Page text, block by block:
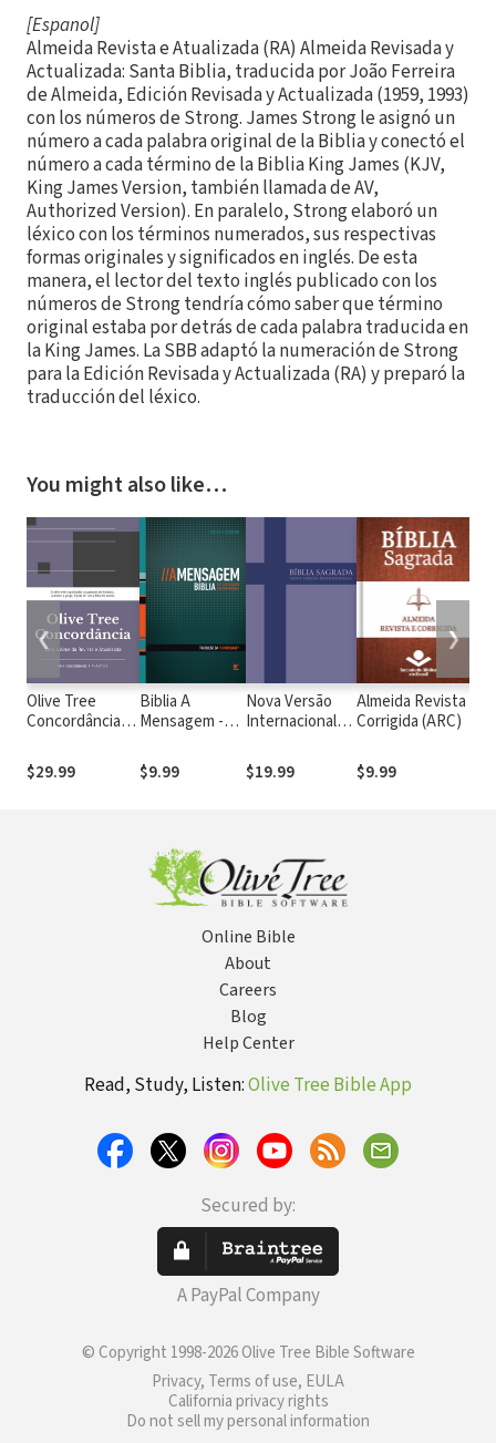
[Espanol]
Almeida Revista e Atualizada (RA) Almeida Revisada y
Actualizada: Santa Biblia, traducida por João Ferreira
de Almeida, Edición Revisada y Actualizada (1959, 1993)
con los números de Strong. James Strong le asignó un
número a cada palabra original de la Biblia y conectó el
número a cada término de la Biblia King James (KJV,
King James Version, también llamada de AV,
Authorized Version). En paralelo, Strong elaboró un
léxico con los términos numerados, sus respectivas
formas originales y significados en inglés. De esta
manera, el lector del texto inglés publicado con los
números de Strong tendría cómo saber que término
original estaba por detrás de cada palabra traducida en
la King James. La SBB adaptó la numeración de Strong
para la Edición Revisada y Actualizada (RA) y preparó la
traducción del léxico.
You might also like…
Olive Tree
Concordância
Almeida Revista
e Atualizada
$29.99
Biblia A
Mensagem -
$9.99
Nova Versão
Internacional
$19.99
Almeida Revista e
Corrigida (ARC)
$9.99
❮ ❯
Online Bible
About
Careers
Blog
Help Center
Read, Study, Listen:Olive Tree Bible App
Secured by:
A PayPal Company
© Copyright 1998-2026 Olive Tree Bible Software
Privacy, Terms of use, EULA
California privacy rights
Do not sell my personal information